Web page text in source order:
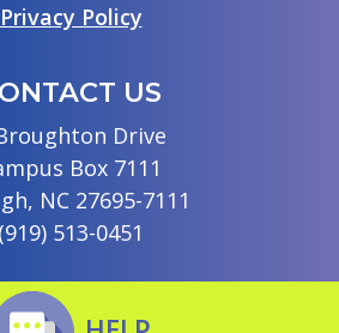
Privacy Policy
US
Drive
Box 7111
NC 27695-7111
(919) 513-0451